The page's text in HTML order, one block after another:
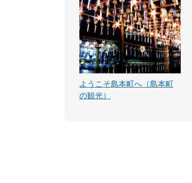
ようこそ島本町へ（島本町
の観光）